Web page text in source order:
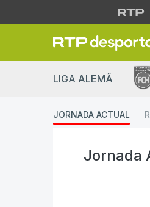
LIGA ALEMÃ
JORNADA ACTUAL
Jornada